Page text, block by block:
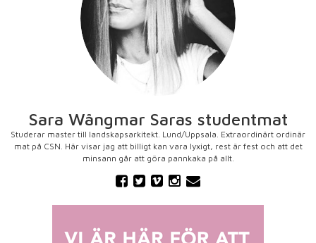
Sara Wångmar Saras studentmat
Studerar master till landskapsarkitekt. Lund/Uppsala. Extraordinärt ordinär
mat på CSN. Här visar jag att billigt kan vara lyxigt, rest är fest och att det
minsann går att göra pannkaka på allt.